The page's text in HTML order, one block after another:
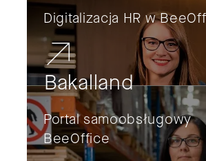
Digitalizacja HR w
Bakalland
Portal samoobsługowy
BeeOffice